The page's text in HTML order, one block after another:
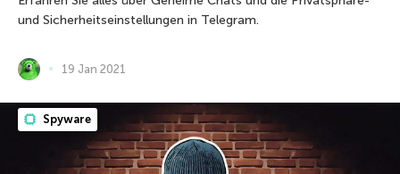
und Sicherheitseinstellungen in Telegram.
19 Jan 2021
Spyware